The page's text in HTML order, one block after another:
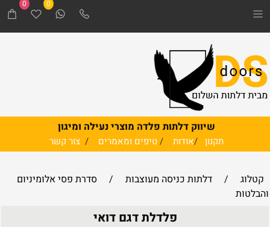
שיווק דלתות פלדה מוצרי נעילה ומיגון
תקנון /אודות /טיפים ומאמרים /צור קשר
0 0
קטלוג / דלתות כניסה מעוצבות /
סדרת פסי אלומיניום
והבלטות
פלדלת דגם דואי